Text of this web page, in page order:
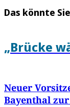
Das könnte
„Brücke
Neuer
Bayenthal